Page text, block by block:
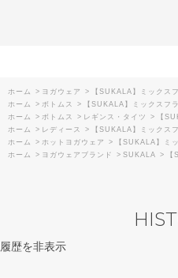
ホーム > ヨガウェア >
【SUKALA】ミックス
ホーム
> ボトムス >
【SUKALA】ミックスフ
ホーム
> ボトムス > レギンス・タイツ >
【
ホーム
> レディース >
【SUKALA】ミックス
ホーム
> ホットヨガウェア >
【SUKALA】ミ
ホーム
> ヨガウェアブランド > SUKALA >
履歴を非表示